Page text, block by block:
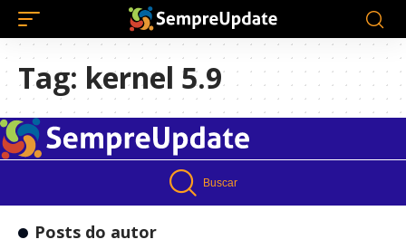
Tag: kernel 5.9
Buscar
Posts do autor